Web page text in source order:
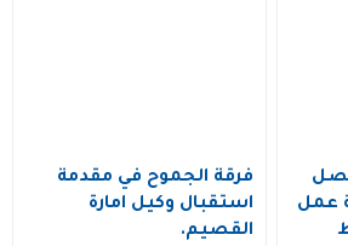
عمل
فرقة الجموح في مقدمة
استقبال وكيل امارة
القصيم.